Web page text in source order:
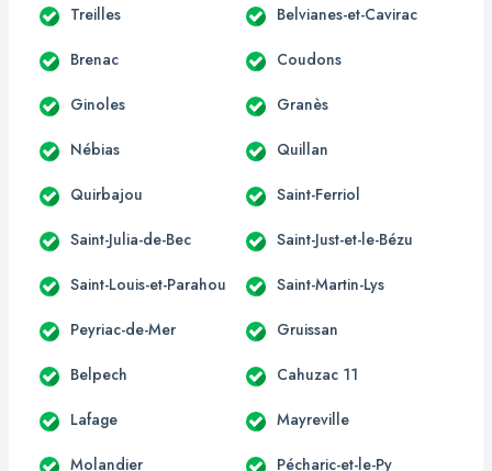
Treilles Belvianes-et-Cavirac
Brenac Coudons
Ginoles Granès
Nébias Quillan
Quirbajou Saint-Ferriol
Saint-Julia-de-Bec Saint-Just-et-le-Bézu
Saint-Louis-et-Parahou Saint-Martin-Lys
Peyriac-de-Mer Gruissan
Belpech Cahuzac 11
Lafage Mayreville
Molandier Pécharic-et-le-Py